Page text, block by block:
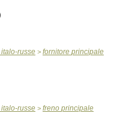
italo-russe > fornitore principale
italo-russe > freno principale